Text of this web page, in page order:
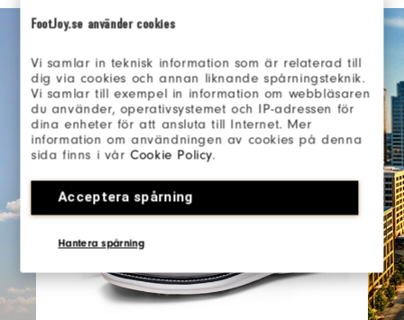
FootJoy.se använder cookies
Vi samlar in teknisk information som är relaterad till
dig via cookies och annan liknande spårningsteknik.
Vi samlar till exempel in information om webbläsaren
du använder, operativsystemet och IP-adressen för
dina enheter för att ansluta till Internet. Mer
information om användningen av cookies på denna
sida finns i vårCookie Policy.
Acceptera spårning
Hantera spårning